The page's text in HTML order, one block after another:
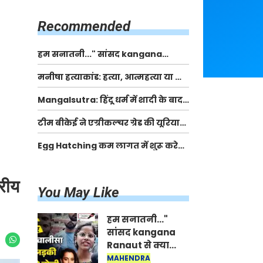
Recommended
हम सनातनी..." सांसद kangana
Ranaut से क्या बोली लड़की? Viral
Jantar-Mantar | CJP protest
मनीषा हत्याकांड: हत्या, आत्महत्या या कोई बड़ा राज?
| Full Story | Josh Haryana
Mangalsutra: हिंदू धर्म में शादी के बाद
मंगलसूत्र क्यों पहनती है महिलाएं, किसने
शुरु की ये परंपरा
टीम बीकेई ने एग्रीकल्चर ग्रेड की यूरिया
खाद गट्टों में बदलकर टेक्निकल ग्रेड में
बेचने वालों पर करवाई कार्रवाई:
Egg Hatching कम लागत में शुरू करे
You May Like
हम सनातनी..."
सांसद kangana
Ranaut से क्या
बोली लड़की? Viral
MAHENDRA